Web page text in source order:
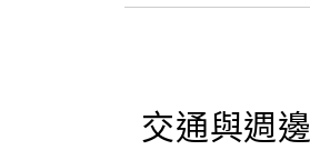
交通與週邊